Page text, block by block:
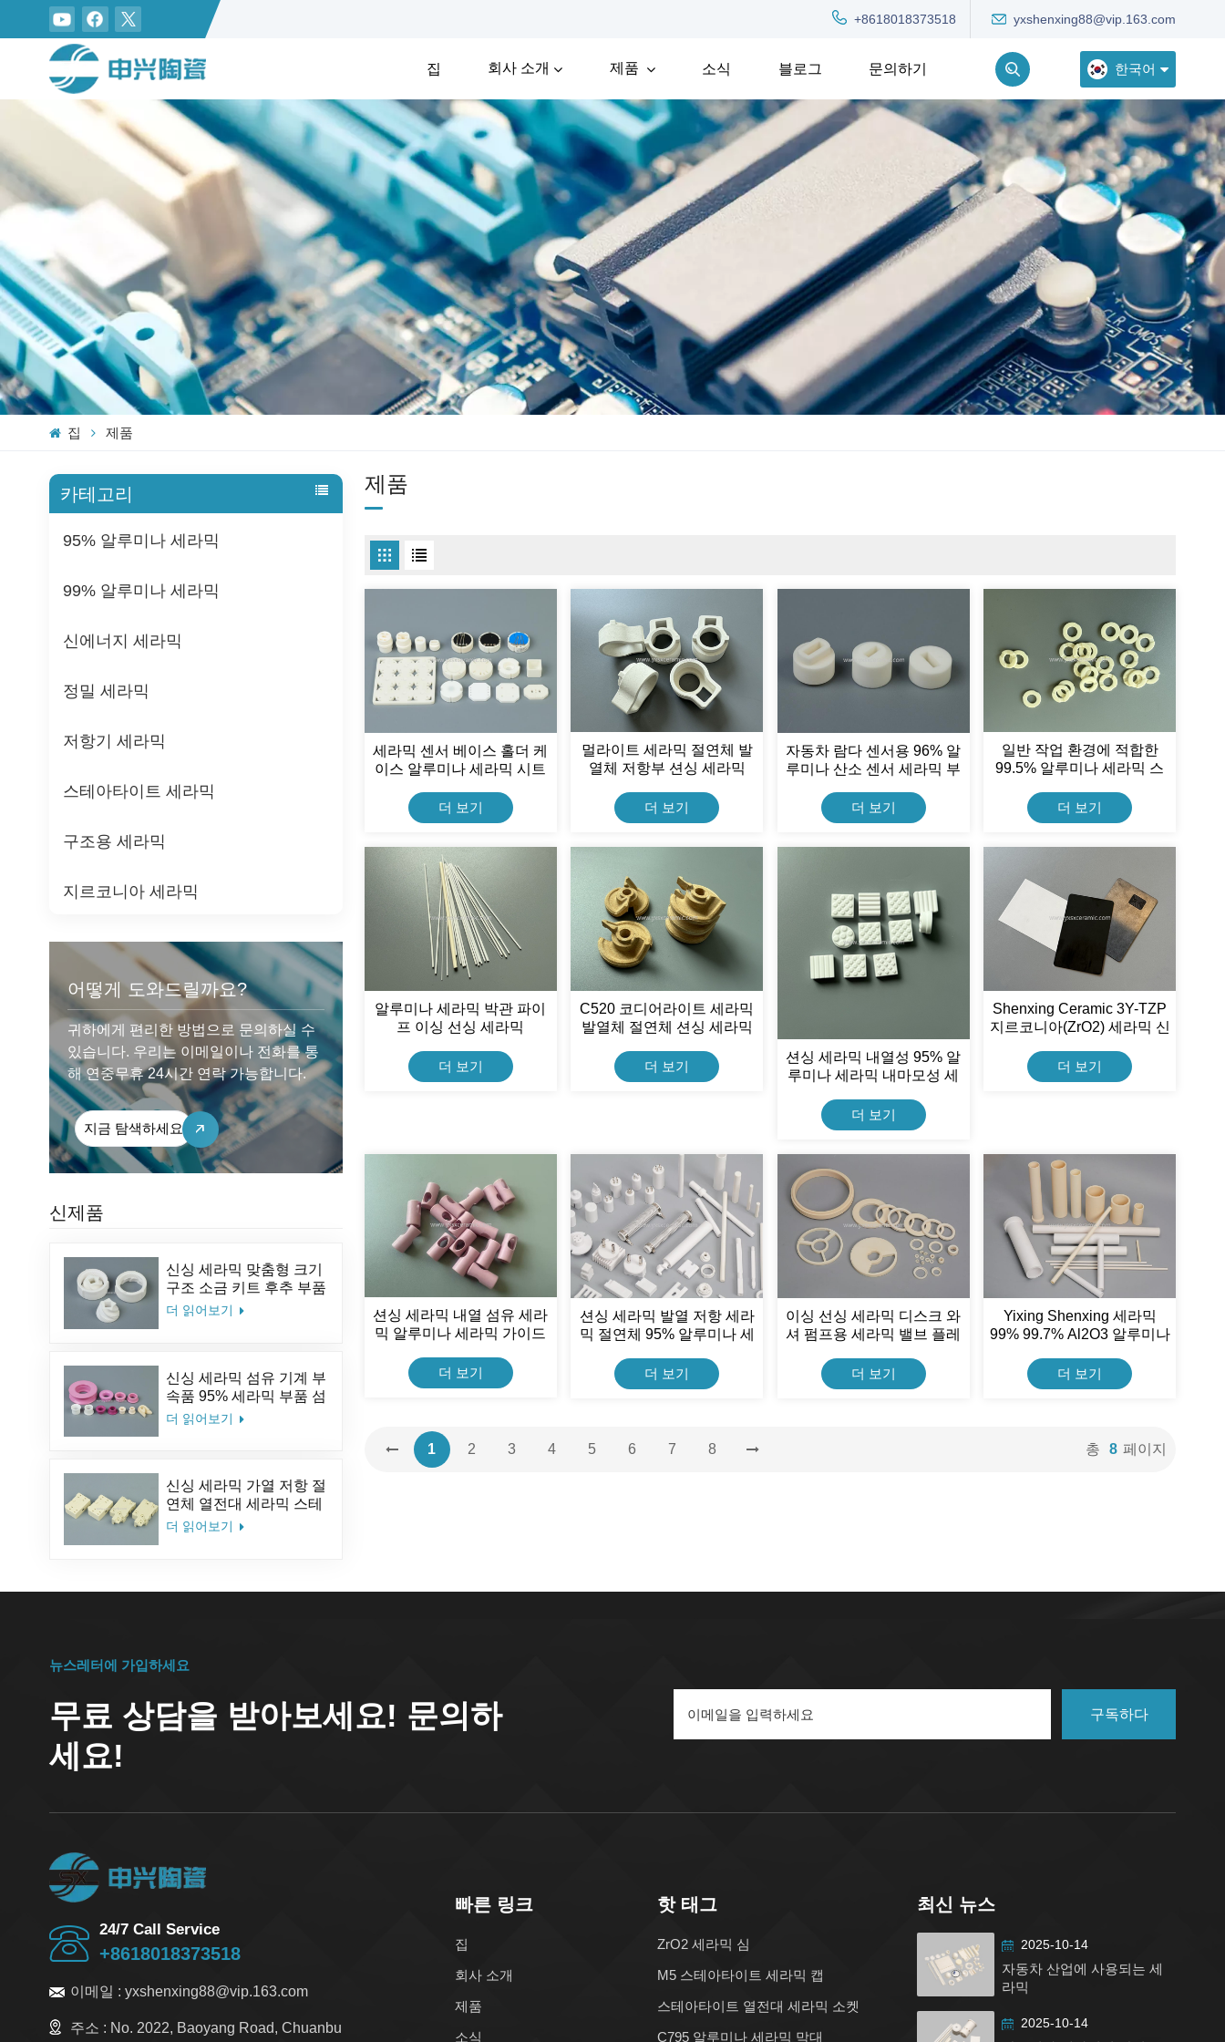
+8618018373518 yxshenxing88@vip.163.com
집 회사 소개 제품 소식 블로그 문의하기 한국어
English
Deutsch
Русский
한국어
Türkçe
집 제품
카테고리
95% 알루미나 세라믹
99% 알루미나 세라믹
신에너지 세라믹
정밀 세라믹
저항기 세라믹
스테아타이트 세라믹
구조용 세라믹
지르코니아 세라믹
어떻게 도와드릴까요?
귀하에게 편리한 방법으로 문의하실 수
있습니다. 우리는 이메일이나 전화를 통
해 연중무휴 24시간 연락 가능합니다.
지금 탐색하세요
신제품
신싱 세라믹 맞춤형 크기
구조 소금 키트 후추 부품
알루미나 커피 세라믹 밀
더 읽어보기
신싱 세라믹 섬유 기계 부
속품 95% 세라믹 부품 섬
유 세라믹 아이릿 알루미
더 읽어보기
신싱 세라믹 가열 저항 절
연체 열전대 세라믹 스테
아타이트 세라믹 소켓
더 읽어보기
제품
세라믹 센서 베이스 홀더 케
이스 알루미나 세라믹 시트
더 보기
멀라이트 세라믹 절연체 발
열체 저항부 션싱 세라믹
더 보기
자동차 람다 센서용 96% 알
루미나 산소 센서 세라믹 부
더 보기
일반 작업 환경에 적합한
99.5% 알루미나 세라믹 스
더 보기
알루미나 세라믹 박관 파이
프 이싱 선싱 세라믹
더 보기
C520 코디어라이트 세라믹
발열체 절연체 션싱 세라믹
더 보기
션싱 세라믹 내열성 95% 알
루미나 세라믹 내마모성 세
더 보기
Shenxing Ceramic 3Y-TZP
지르코니아(ZrO2) 세라믹 신
더 보기
션싱 세라믹 내열 섬유 세라
믹 알루미나 세라믹 가이드
더 보기
션싱 세라믹 발열 저항 세라
믹 절연체 95% 알루미나 세
더 보기
이싱 선싱 세라믹 디스크 와
셔 펌프용 세라믹 밸브 플레
더 보기
Yixing Shenxing 세라믹
99% 99.7% Al2O3 알루미나
더 보기
1 2 3 4 5 6 7 8 총 8 페이지
뉴스레터에 가입하세요
무료 상담을 받아보세요! 문의하
세요!
구독하다
24/7 Call Service
+8618018373518
이메일 :yxshenxing88@vip.163.com
주소 : No. 2022, Baoyang Road, Chuanbu
빠른 링크
집
회사 소개
제품
소식
핫 태그
ZrO2 세라믹 심
M5 스테아타이트 세라믹 캡
스테아타이트 열전대 세라믹 소켓
C795 알루미나 세라믹 막대
최신 뉴스
2025-10-14
자동차 산업에 사용되는 세
라믹
2025-10-14